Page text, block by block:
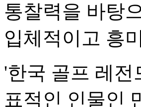
통찰력을 바탕
입체적이고 흥
'한국 골프 레전
표적인 인물인